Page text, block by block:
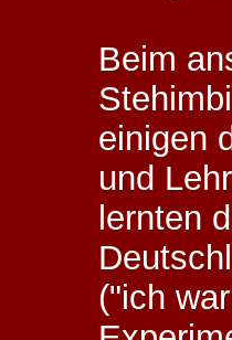
Beim
einigen
und
lernten
("ich